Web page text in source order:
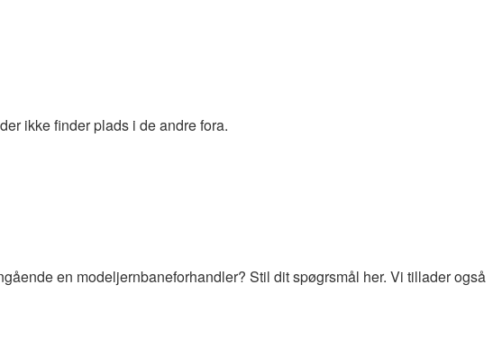
ikke finder plads i de andre fora.
en modeljernbaneforhandler? Stil dit spøgrsmål her. Vi tillader også